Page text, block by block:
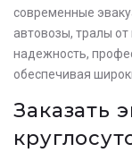
современные
автовозы, тралы
надежность,
обеспечивая
Заказать